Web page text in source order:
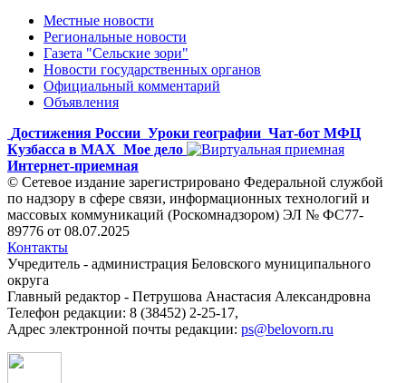
Местные новости
Региональные новости
Газета "Сельские зори"
Новости государственных органов
Официальный комментарий
Объявления
Достижения России Уроки географии Чат-бот МФЦ
Кузбасса в MAX Мое дело
Интернет-приемная
© Сетевое издание зарегистрировано Федеральной службой
по надзору в сфере связи, информационных технологий и
массовых коммуникаций (Роскомнадзором) ЭЛ № ФС77-
89776 от 08.07.2025
Контакты
Учредитель - администрация Беловского муниципального
округа
Главный редактор - Петрушова Анастасия Александровна
Телефон редакции: 8 (38452) 2-25-17,
Адрес электронной почты редакции: ps@belovorn.ru